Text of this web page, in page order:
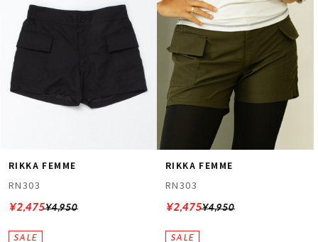
RIKKA FEMME
RN303
¥4,950
¥2,475
RIKKA FEMME
RN303
¥4,950
¥2,475